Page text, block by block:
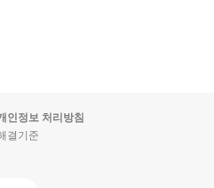
인정보 처리방침
결기준